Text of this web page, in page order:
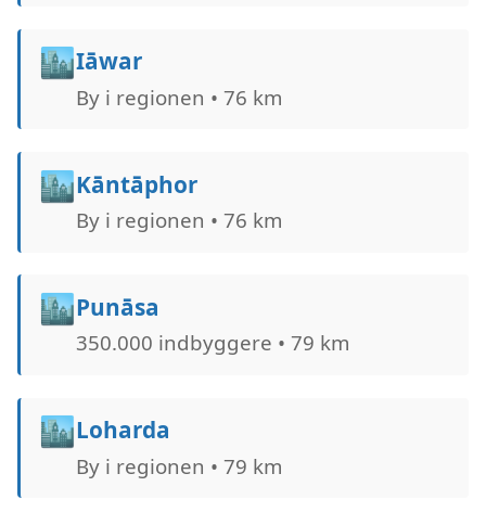
🏙️Iāwar
By i regionen • 76 km
🏙️Kāntāphor
By i regionen • 76 km
🏙️Punāsa
350.000 indbyggere • 79 km
🏙️Loharda
By i regionen • 79 km